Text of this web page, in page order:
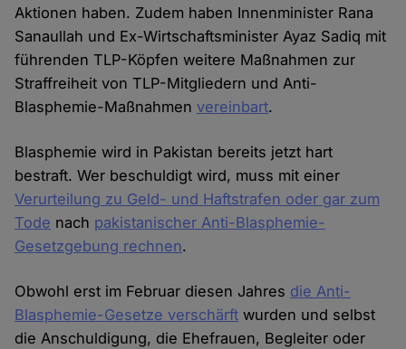
Aktionen haben. Zudem haben Innenminister Rana
Sanaullah und Ex-Wirtschaftsminister Ayaz Sadiq mit
führenden TLP-Köpfen weitere Maßnahmen zur
Straffreiheit von TLP-Mitgliedern und Anti-
Blasphemie-Maßnahmenvereinbart.
Blasphemie wird in Pakistan bereits jetzt hart
bestraft. Wer beschuldigt wird, muss mit einer
Verurteilung zu Geld- und Haftstrafen oder gar zum
Tode nach pakistanischer Anti-Blasphemie-
Gesetzgebung rechnen.
Obwohl erst im Februar diesen Jahres die Anti-
Blasphemie-Gesetze verschärft wurden und selbst
die Anschuldigung, die Ehefrauen, Begleiter oder